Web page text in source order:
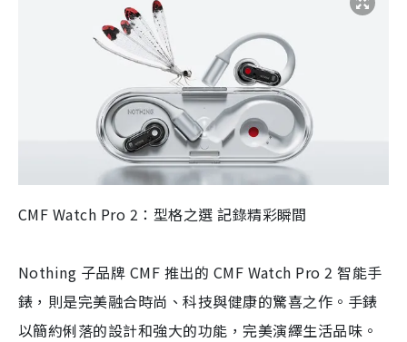
CMF Watch Pro 2：型格之選 記錄精彩瞬間
Nothing 子品牌 CMF 推出的 CMF Watch Pro 2 智能手
錶，則是完美融合時尚、科技與健康的驚喜之作。手錶
以簡約俐落的設計和強大的功能，完美演繹生活品味。